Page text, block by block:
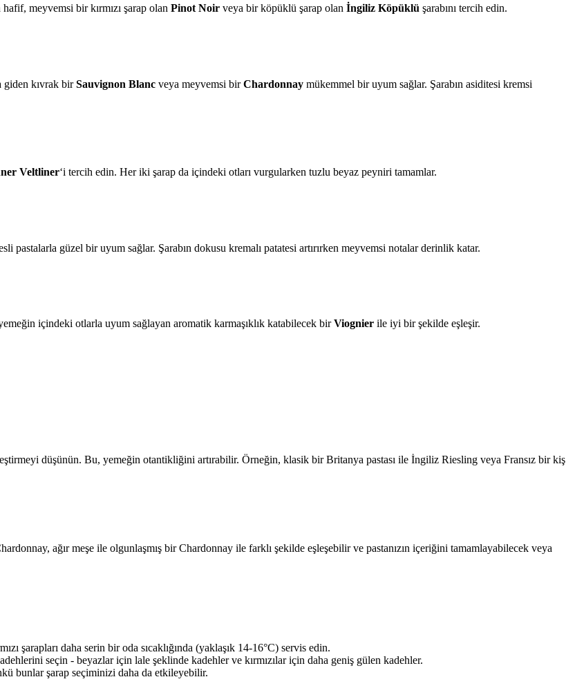
meyvemsi bir kırmızı şarap olan Pinot Noir veya bir köpüklü şarap olan İngiliz Köpüklü şarabını tercih edin.
kıvrak birSauvignon Blanc veya meyvemsi birChardonnay mükemmel bir uyum sağlar. Şarabın asiditesi kremsi
Veltliner‘i tercih edin. Her iki şarap da içindeki otları vurgularken tuzlu beyaz peyniri tamamlar.
pastalarla güzel bir uyum sağlar. Şarabın dokusu kremalı patatesi artırırken meyvemsi notalar derinlik katar.
içindeki otlarla uyum sağlayan aromatik karmaşıklık katabilecek birViognier ile iyi bir şekilde eşleşir.
düşünün. Bu, yemeğin otantikliğini artırabilir. Örneğin, klasik bir Britanya pastası ile İngiliz Riesling veya Fransız bir kiş
ağır meşe ile olgunlaşmış bir Chardonnay ile farklı şekilde eşleşebilir ve pastanızın içeriğini tamamlayabilecek veya
şarapları daha serin bir oda sıcaklığında (yaklaşık 14-16°C) servis edin.
seçin - beyazlar için lale şeklinde kadehler ve kırmızılar için daha geniş gülen kadehler.
bunlar şarap seçiminizi daha da etkileyebilir.